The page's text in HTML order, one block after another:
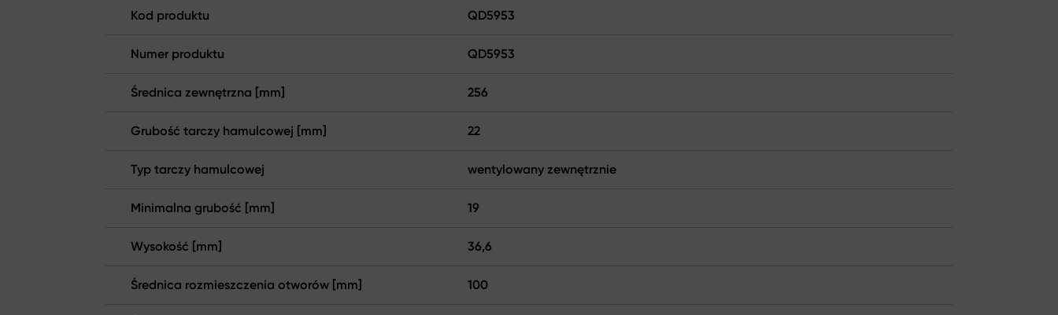
Kod produktu QD5953
Numer produktu QD5953
Średnica zewnętrzna [mm] 256
Grubość tarczy hamulcowej [mm] 22
Typ tarczy hamulcowej wentylowany zewnętrznie
Minimalna grubość [mm] 19
Wysokość [mm] 36,6
Średnica rozmieszczenia otworów [mm] 100